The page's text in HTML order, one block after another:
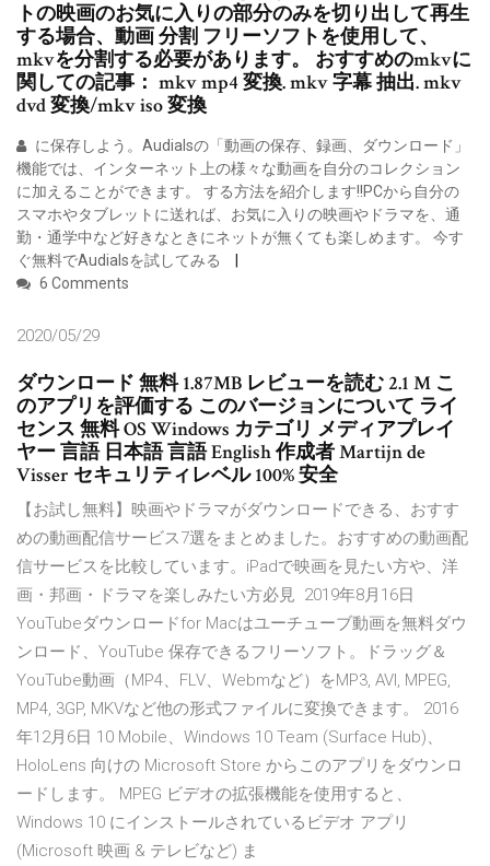
トの映画のお気に入りの部分のみを切り出して再生
する場合、動画 分割 フリーソフトを使用して、
mkvを分割する必要があります。 おすすめのmkvに
関しての記事： mkv mp4 変換. mkv 字幕 抽出. mkv
dvd 変換/mkv iso 変換
に保存しよう。Audialsの「動画の保存、録画、ダウンロード」
機能では、インターネット上の様々な動画を自分のコレクション
に加えることができます。 する方法を紹介します!!PCから自分の
スマホやタブレットに送れば、お気に入りの映画やドラマを、通
勤・通学中など好きなときにネットが無くても楽しめます。 今す
ぐ無料でAudialsを試してみる
6 Comments
2020/05/29
ダウンロード 無料 1.87MB レビューを読む 2.1 M こ
のアプリを評価する このバージョンについて ライ
センス 無料 OS Windows カテゴリ メディアプレイ
ヤー 言語 日本語 言語 English 作成者 Martijn de
Visser セキュリティレベル 100% 安全
【お試し無料】映画やドラマがダウンロードできる、おすす
めの動画配信サービス7選をまとめました。おすすめの動画配
信サービスを比較しています。iPadで映画を見たい方や、洋
画・邦画・ドラマを楽しみたい方必見 2019年8月16日
YouTubeダウンロードfor Macはユーチューブ動画を無料ダウ
ンロード、YouTube 保存できるフリーソフト。ドラッグ＆
YouTube動画（MP4、FLV、Webmなど）をMP3, AVI, MPEG,
MP4, 3GP, MKVなど他の形式ファイルに変換できます。 2016
年12月6日 10 Mobile、Windows 10 Team (Surface Hub)、
HoloLens 向けの Microsoft Store からこのアプリをダウンロ
ードします。 MPEG ビデオの拡張機能を使用すると、
Windows 10 にインストールされているビデオ アプリ
(Microsoft 映画 & テレビなど) ま